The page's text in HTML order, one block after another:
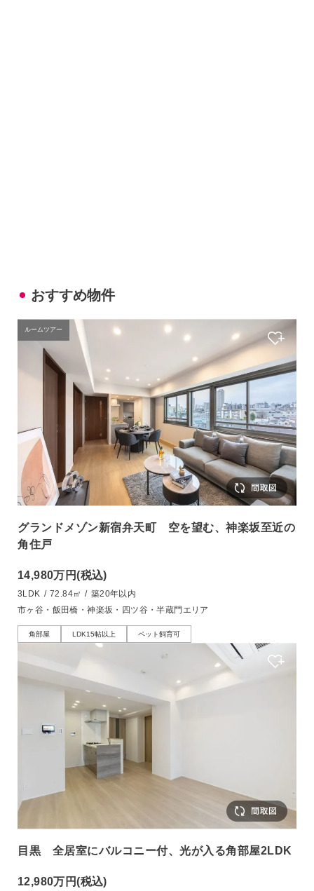
おすすめ物件
ルームツアー
グランドメゾン新宿弁天町 空を望む、神楽坂至近の
角住戸
14,980万円(税込)
3LDK / 72.84㎡ / 築20年以内
市ヶ谷・飯田橋・神楽坂・四ツ谷・半蔵門エリア
角部屋 LDK15帖以上 ペット飼育可
目黒 全居室にバルコニー付、光が入る角部屋2LDK
12,980万円(税込)